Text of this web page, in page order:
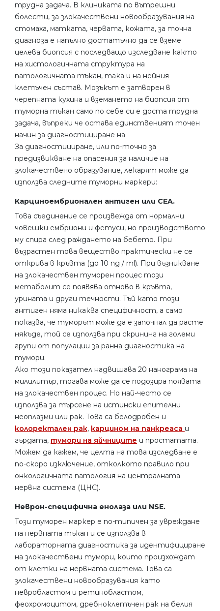
трудна задача. В клиниката по вътрешни
болести, за злокачествени новообразувания на
стомаха, матката, червата, кожата, за точна
диагноза е напълно достатъчно да се вземе
целева биопсия с последващо изследване както
на хистологичната структура на
патологичната тъкан, така и на нейния
клетъчен състав. Мозъкът е затворен в
черепната кухина и вземането на биопсия от
туморна тъкан само по себе си е доста трудна
задача, въпреки че остава единственият точен
начин за диагностициране на
За диагностициране, или по-точно за
предизвикване на опасения за наличие на
злокачествено образувание, лекарят може да
използва следните туморни маркери:
Карциноембрионален антиген или CEA.
Това съединение се произвежда от нормални
човешки ембриони и фетуси, но производството
му спира след раждането на бебето. При
възрастен това вещество практически не се
открива в кръвта (до 10 ng / ml). При възникване
на злокачествен туморен процес този
метаболит се появява отново в кръвта,
урината и други течности. Тъй като този
антиген няма никаква специфичност, а само
показва, че туморът може да е започнал да расте
някъде, той се използва при скрининг на големи
групи от популации за ранна диагностика на
тумори.
Ако този показател надвишава 20 нанограма на
милилитър, тогава може да се подозира появата
на злокачествен процес. Но най-често се
използва за търсене на истински епителни
неоплазми или рак. Това са белодробен и
колоректален рак, карцином на панкреаса и
гърдата, тумори на яйчниците и простатата.
Можем да кажем, че целта на това изследване е
по-скоро изключение, отколкото правило при
онкологичната патология на централната
нервна система (ЦНС).
Неврон-специфична енолаза или NSE.
Този туморен маркер е по-типичен за увреждане
на нервната тъкан и се използва в
лабораторната диагностика за идентифициране
на злокачествени тумори, които произхождат
от клетки на нервната система. Това са
злокачествени новообразувания като
невробластом и ретинобластом,
феохромоцитом, дребноклетъчен рак на белия